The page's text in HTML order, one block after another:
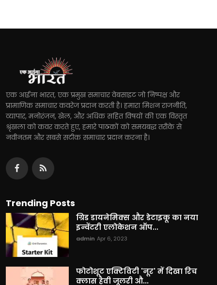
एक आईना भारत, एक प्रमुख समाचार वेबसाइट जो निष्पक्ष और
प्रामाणिक समाचार कवरेज प्रदान करती है। हमारा मिशन राजनीति,
व्यापार, मनोरंजन, खेल, और अधिक सहित विषयों की एक विस्तृत
श्रृंखला को कवर करते हुए, हमारे पाठकों को समयबद्ध तरीके से
नवीनतम और सबसे सटीक समाचार प्रदान करना है।
Trending Posts
ग्रिड डायनेमिक्स और डेटाइकू का नया
इन्वेंटरी एलोकेशन ऑप...
admin Apr 6, 2023
फोटोशूट एक्टिविटी 'नूर' में दिखा रिच
क्लास हैवी जूलरी औ...